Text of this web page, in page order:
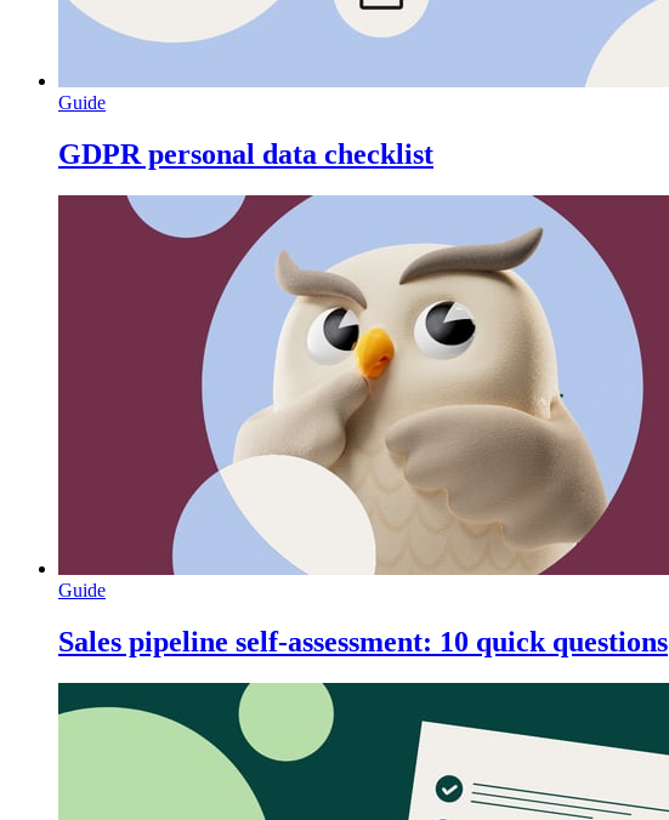
Guide
GDPR personal data checklist
Guide
Sales pipeline self-assessment: 10 quick questions